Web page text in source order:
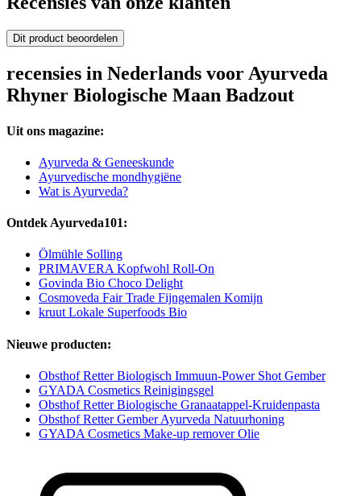
Dit product beoordelen
recensies in Nederlands voor Ayurveda
Rhyner Biologische Maan Badzout
Uit ons magazine:
Ayurveda & Geneeskunde
Ayurvedische mondhygiëne
Wat is Ayurveda?
Ontdek Ayurveda101:
Ölmühle Solling
PRIMAVERA Kopfwohl Roll-On
Govinda Bio Choco Delight
Cosmoveda Fair Trade Fijngemalen Komijn
kruut Lokale Superfoods Bio
Nieuwe producten:
Obsthof Retter Biologisch Immuun-Power Shot Gember
GYADA Cosmetics Reinigingsgel
Obsthof Retter Biologische Granaatappel-Kruidenpasta
Obsthof Retter Gember Ayurveda Natuurhoning
GYADA Cosmetics Make-up remover Olie